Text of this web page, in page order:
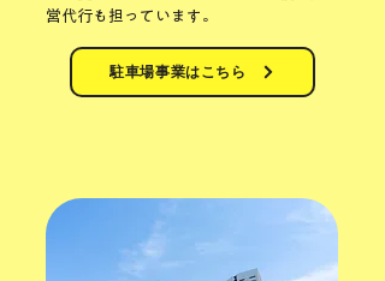
営代行も担っています。
駐車場事業はこちら